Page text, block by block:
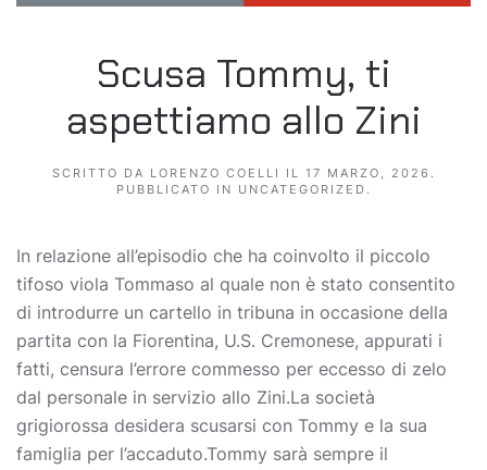
Scusa Tommy, ti
aspettiamo allo Zini
SCRITTO DA LORENZO COELLI IL 17 MARZO, 2026 .
PUBBLICATO IN UNCATEGORIZED .
In relazione all’episodio che ha coinvolto il piccolo
tifoso viola Tommaso al quale non è stato consentito
di introdurre un cartello in tribuna in occasione della
partita con la Fiorentina, U.S. Cremonese, appurati i
fatti, censura l’errore commesso per eccesso di zelo
dal personale in servizio allo Zini.La società
grigiorossa desidera scusarsi con Tommy e la sua
famiglia per l’accaduto.Tommy sarà sempre il